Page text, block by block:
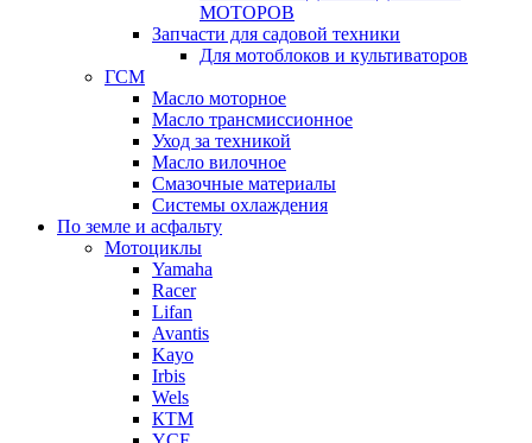
МОТОРОВ
Запчасти для садовой техники
Для мотоблоков и культиваторов
ГСМ
Масло моторное
Масло трансмиссионное
Уход за техникой
Масло вилочное
Смазочные материалы
Системы охлаждения
По земле и асфальту
Мотоциклы
Yamaha
Racer
Lifan
Avantis
Kayo
Irbis
Wels
КТМ